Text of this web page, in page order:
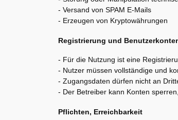
- Versand von SPAM E-Mails
- Erzeugen von Kryptowährungen
Registrierung und
- Für die Nutzung ist eine
- Nutzer müssen vollständige und
- Zugangsdaten dürfen nicht an
- Der Betreiber kann Konten
Pflichten, Erreichbarkeit